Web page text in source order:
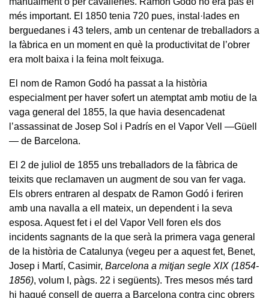
més important. El 1850 tenia 720 pues, instal·lades en
berguedanes i 43 telers, amb un centenar de treballadors a
la fàbrica en un moment en què la productivitat de l’obrer
era molt baixa i la feina molt feixuga.
El nom de Ramon Godó ha passat a la història
especialment per haver sofert un atemptat amb motiu de la
vaga general del 1855, la que havia desencadenat
l’assassinat de Josep Sol i Padrís en el Vapor Vell —Güell
— de Barcelona.
El 2 de juliol de 1855 uns treballadors de la fàbrica de
teixits que reclamaven un augment de sou van fer vaga.
Els obrers entraren al despatx de Ramon Godó i feriren
amb una navalla a ell mateix, un dependent i la seva
esposa. Aquest fet i el del Vapor Vell foren els dos
incidents sagnants de la que serà la primera vaga general
de la història de Catalunya (vegeu per a aquest fet, Benet,
Josep i Martí, Casimir, Barcelona a mitjan segle XIX (1854-
1856), volum I, pàgs. 22 i següents). Tres mesos més tard
hi hagué consell de guerra a Barcelona contra cinc obrers